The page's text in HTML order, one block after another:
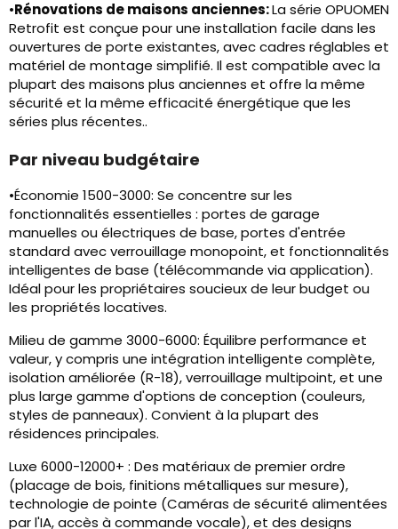
•Rénovations de maisons anciennes:La série OPUOMEN
Retrofit est conçue pour une installation facile dans les
ouvertures de porte existantes, avec cadres réglables et
matériel de montage simplifié. Il est compatible avec la
plupart des maisons plus anciennes et offre la même
sécurité et la même efficacité énergétique que les
séries plus récentes..
Par niveau budgétaire
•Économie 1500-3000: Se concentre sur les
fonctionnalités essentielles : portes de garage
manuelles ou électriques de base, portes d'entrée
standard avec verrouillage monopoint, et fonctionnalités
intelligentes de base (télécommande via application).
Idéal pour les propriétaires soucieux de leur budget ou
les propriétés locatives.
Milieu de gamme 3000-6000: Équilibre performance et
valeur, y compris une intégration intelligente complète,
isolation améliorée (R-18), verrouillage multipoint, et une
plus large gamme d'options de conception (couleurs,
styles de panneaux). Convient à la plupart des
résidences principales.
Luxe 6000-12000+ : Des matériaux de premier ordre
(placage de bois, finitions métalliques sur mesure),
technologie de pointe (Caméras de sécurité alimentées
par l'IA, accès à commande vocale), et des designs